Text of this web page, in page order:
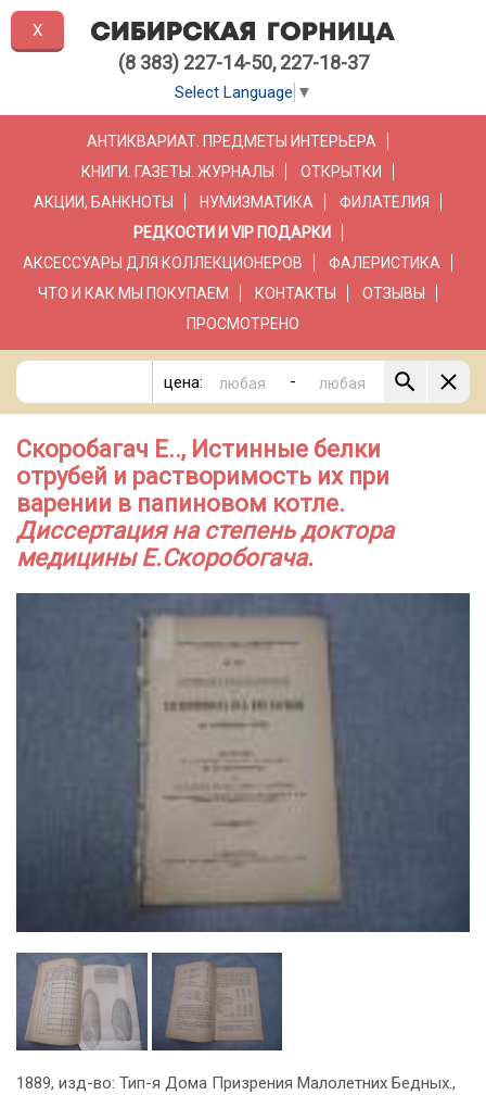
(8 383) 227-14-50, 227-18-37
Select Language ▼
АНТИКВАРИАТ. ПРЕДМЕТЫ ИНТЕРЬЕРА
КНИГИ. ГАЗЕТЫ. ЖУРНАЛЫ
ОТКРЫТКИ
АКЦИИ, БАНКНОТЫ
НУМИЗМАТИКА
ФИЛАТЕЛИЯ
РЕДКОСТИ И VIP ПОДАРКИ
АКСЕССУАРЫ ДЛЯ КОЛЛЕКЦИОНЕРОВ
ФАЛЕРИСТИКА
ЧТО И КАК МЫ ПОКУПАЕМ
КОНТАКТЫ
ОТЗЫВЫ
ПРОСМОТРЕНО
цена: -
Скоробагач Е.., Истинные белки
отрубей и растворимость их при
варении в папиновом котле.
Диссертация на степень доктора
медицины Е.Скоробогача.
1889, изд-во: Тип-я Дома Призрения Малолетних Бедных.,
X